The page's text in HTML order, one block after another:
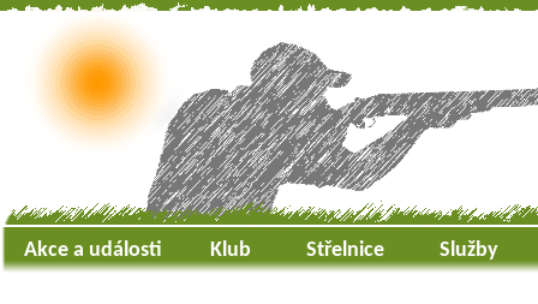
Akce a události Klub Střelnice Služby